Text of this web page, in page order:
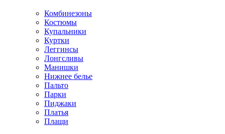
Комбинезоны
Костюмы
Купальники
Куртки
Леггинсы
Лонгсливы
Манишки
Нижнее белье
Пальто
Парки
Пиджаки
Платья
Плащи